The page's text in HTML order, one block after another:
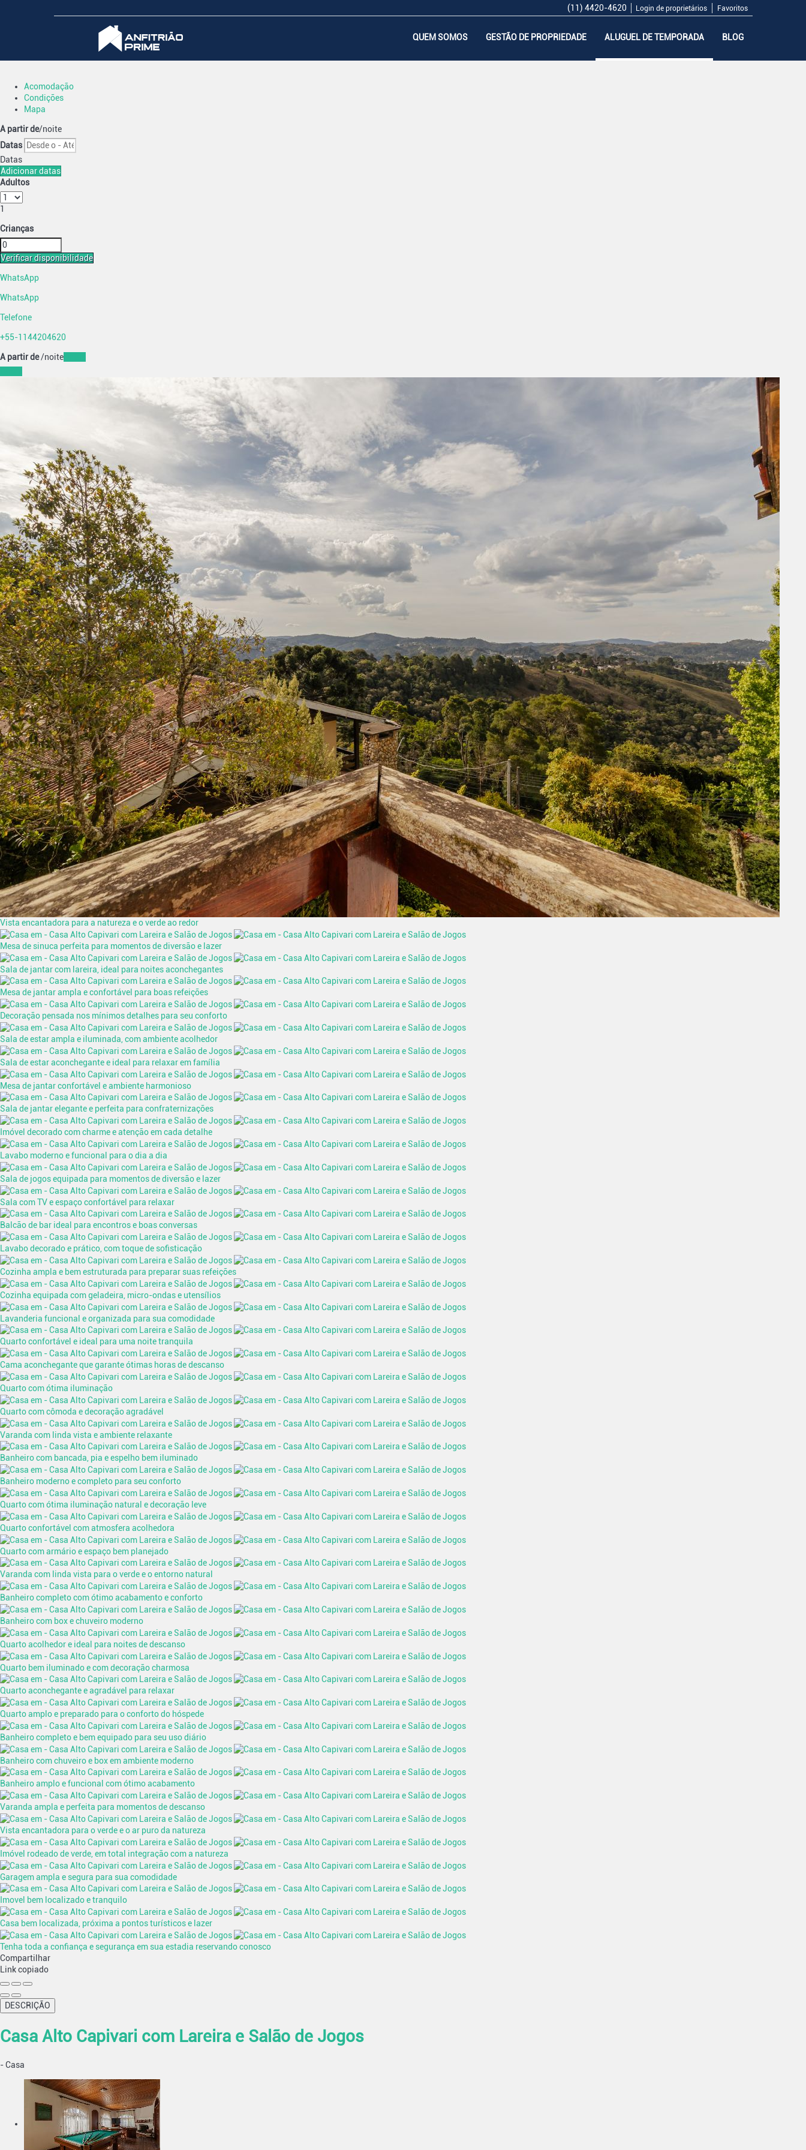
Favoritos
Login de proprietários
(11) 4420-4620
QUEM SOMOS GESTÃO DE PROPRIEDADE ALUGUEL DE TEMPORADA BLOG
Acomodação
Condições
Mapa
A partir de/noite
Datas
Datas
Adicionar datas
Adultos
1
Crianças
Verificar disponibilidade
WhatsApp
WhatsApp
Telefone
+55-1144204620
A partir de/noite
Vista encantadora para a natureza e o verde ao redor
Mesa de sinuca perfeita para momentos de diversão e lazer
Sala de jantar com lareira, ideal para noites aconchegantes
Mesa de jantar ampla e confortável para boas refeições
Decoração pensada nos mínimos detalhes para seu conforto
Sala de estar ampla e iluminada, com ambiente acolhedor
Sala de estar aconchegante e ideal para relaxar em família
Mesa de jantar confortável e ambiente harmonioso
Sala de jantar elegante e perfeita para confraternizações
Imóvel decorado com charme e atenção em cada detalhe
Lavabo moderno e funcional para o dia a dia
Sala de jogos equipada para momentos de diversão e lazer
Sala com TV e espaço confortável para relaxar
Balcão de bar ideal para encontros e boas conversas
Lavabo decorado e prático, com toque de sofisticação
Cozinha ampla e bem estruturada para preparar suas refeições
Cozinha equipada com geladeira, micro-ondas e utensílios
Lavanderia funcional e organizada para sua comodidade
Quarto confortável e ideal para uma noite tranquila
Cama aconchegante que garante ótimas horas de descanso
Quarto com ótima iluminação
Quarto com cômoda e decoração agradável
Varanda com linda vista e ambiente relaxante
Banheiro com bancada, pia e espelho bem iluminado
Banheiro moderno e completo para seu conforto
Quarto com ótima iluminação natural e decoração leve
Quarto confortável com atmosfera acolhedora
Quarto com armário e espaço bem planejado
Varanda com linda vista para o verde e o entorno natural
Banheiro completo com ótimo acabamento e conforto
Banheiro com box e chuveiro moderno
Quarto acolhedor e ideal para noites de descanso
Quarto bem iluminado e com decoração charmosa
Quarto aconchegante e agradável para relaxar
Quarto amplo e preparado para o conforto do hóspede
Banheiro completo e bem equipado para seu uso diário
Banheiro com chuveiro e box em ambiente moderno
Banheiro amplo e funcional com ótimo acabamento
Varanda ampla e perfeita para momentos de descanso
Vista encantadora para o verde e o ar puro da natureza
Imóvel rodeado de verde, em total integração com a natureza
Garagem ampla e segura para sua comodidade
Imovel bem localizado e tranquilo
Casa bem localizada, próxima a pontos turísticos e lazer
Tenha toda a confiança e segurança em sua estadia reservando conosco
Compartilhar
Link copiado
DESCRIÇÃO
Casa Alto Capivari com Lareira e Salão de Jogos
-Casa